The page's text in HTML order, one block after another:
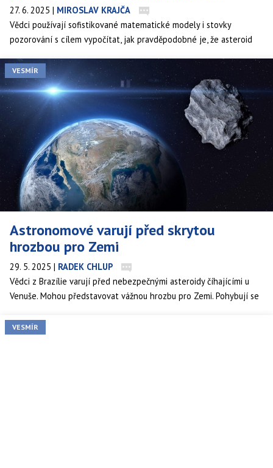
27. 6. 2025 | MIROSLAV KRAJČA
Vědci používají sofistikované matematické modely i stovky
pozorování s cílem vypočítat, jak pravděpodobné je, že asteroid
stupnice Torino sledují každý krok, aby eliminovali nejistoty. Jak se
z rozmazané trajektorie stává konkrétní procento – a proč riziko
zpravidla klesá s přibývajícími daty?
VESMÍR
Astronomové varují před skrytou
hrozbou pro Zemi
29. 5. 2025 | RADEK CHLUP
Vědci z Brazílie varují před nebezpečnými asteroidy číhajícími u
Venuše. Mohou představovat vážnou hrozbu pro Zemi. Pohybují se
kvůli slunečnímu záření. Některé mají potenciál zlikvidovat celá
VESMÍR